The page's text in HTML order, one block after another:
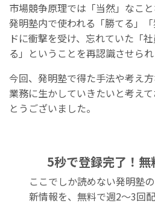
市場競争原理では「当然」なこ
発明塾内で使われる「勝てる」
ドに衝撃を受け、忘れていた「
る」ということを再認識させられ
今回、発明塾で得た手法や考え
業務に生かしていきたいと考え
とうございました。
5秒で登録完了！
ここでしか読めない発明塾
新情報を、無料で週2〜3回